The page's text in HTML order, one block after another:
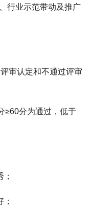
行业示范带动及推广
审认定和不通过评审
≥60分为通过，低于